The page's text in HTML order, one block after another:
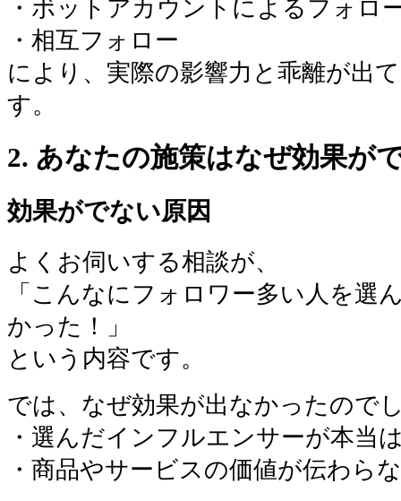
・ボットアカウントによるフォロ
・相互フォロー
により、実際の影響力と乖離が出
す。
2. あなたの施策はなぜ効果が
効果がでない原因
よくお伺いする相談が、
「こんなにフォロワー多い人を選
かった！」
という内容です。
では、なぜ効果が出なかったので
・選んだインフルエンサーが本当
・商品やサービスの価値が伝わら